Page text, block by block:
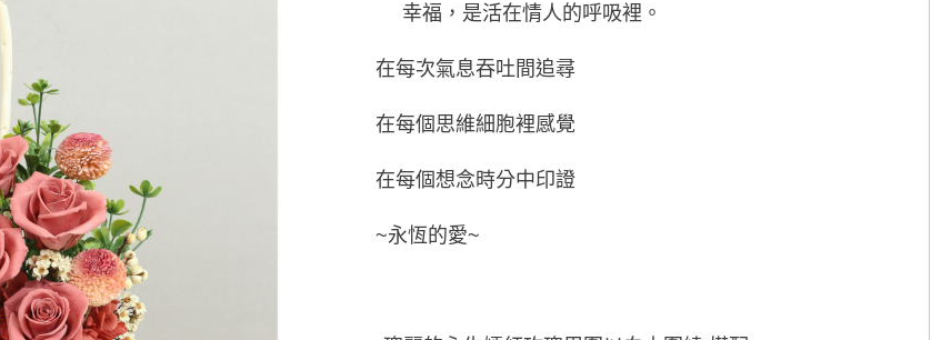
幸福，是活在情人的呼吸裡。
在每次氣息吞吐間追尋
在每個思維細胞裡感覺
在每個想念時分中印證
~永恆的愛~